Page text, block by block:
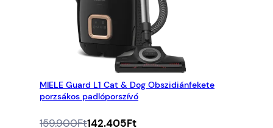
MIELE Guard L1 Cat & Dog Obszidiánfekete
porzsákos padlóporszívó
159.900Ft
Az 142.405Ft
A